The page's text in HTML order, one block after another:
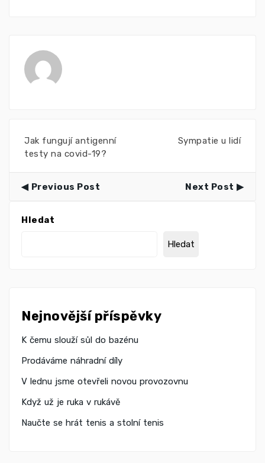
Jak fungují antigenní
testy na covid-19?
Sympatie u lidí
Previous Post Next Post
Hledat
Hledat
Nejnovější příspěvky
K čemu slouží sůl do bazénu
Prodáváme náhradní díly
V lednu jsme otevřeli novou provozovnu
Když už je ruka v rukávě
Naučte se hrát tenis a stolní tenis